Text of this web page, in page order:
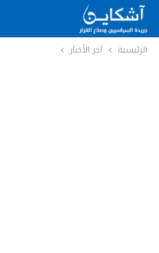
الرئيسية آخر الأخبار